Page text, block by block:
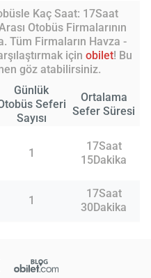
Kaç Saat: 17Saat
Otobüs Firmalarının
Tüm Firmaların Havza -
için obilet! Bu
göz atabilirsiniz.
Günlük
Seferi
Sayısı
Ortalama
Sefer Süresi
1
17Saat
15Dakika
1
17Saat
30Dakika